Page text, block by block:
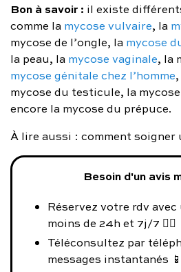
Bon à savoir : il existe
comme la mycose vulvaire, la
mycose de l’ongle, la mycose
la peau, la mycose vaginale, la
mycose génitale chez l’homme
mycose du testicule, la
encore la mycose du prépuce.
À lire aussi : comment soigner
Besoin d'un avis
Réservez votre rdv avec
moins de 24h et 7j/7 👨‍⚕️
Téléconsultez par
messages instantanés 📱